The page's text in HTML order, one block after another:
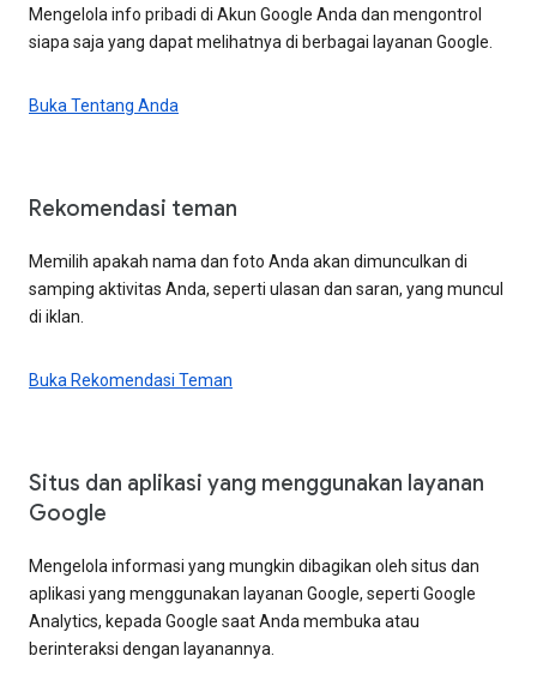
Mengelola info pribadi di Akun Google Anda dan mengontrol
siapa saja yang dapat melihatnya di berbagai layanan Google.
Buka Tentang Anda
Rekomendasi teman
Memilih apakah nama dan foto Anda akan dimunculkan di
samping aktivitas Anda, seperti ulasan dan saran, yang muncul
di iklan.
Buka Rekomendasi Teman
Situs dan aplikasi yang menggunakan layanan
Google
Mengelola informasi yang mungkin dibagikan oleh situs dan
aplikasi yang menggunakan layanan Google, seperti Google
Analytics, kepada Google saat Anda membuka atau
berinteraksi dengan layanannya.